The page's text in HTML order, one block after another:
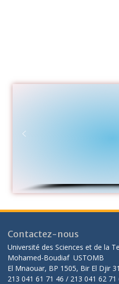
Contactez-nous
Université des Sciences et de la
Mohamed-Boudiaf USTOMB
El Mnaouar, BP 1505, Bir El Djir
213 041 61 71 46 / 213 041 62 71